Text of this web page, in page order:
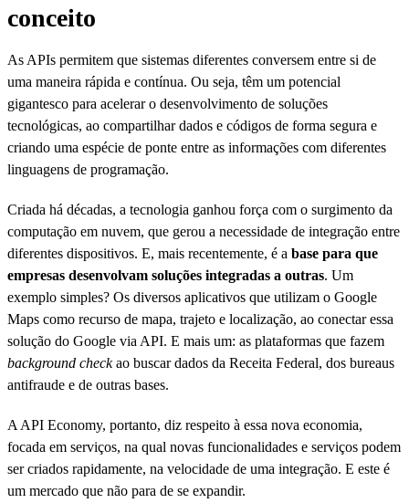
conceito
As APIs permitem que sistemas diferentes conversem entre si de
uma maneira rápida e contínua. Ou seja, têm um potencial
gigantesco para acelerar o desenvolvimento de soluções
tecnológicas, ao compartilhar dados e códigos de forma segura e
criando uma espécie de ponte entre as informações com diferentes
linguagens de programação.
Criada há décadas, a tecnologia ganhou força com o surgimento da
computação em nuvem, que gerou a necessidade de integração entre
diferentes dispositivos. E, mais recentemente, é a base para que
empresas desenvolvam soluções integradas a outras. Um
exemplo simples? Os diversos aplicativos que utilizam o Google
Maps como recurso de mapa, trajeto e localização, ao conectar essa
solução do Google via API. E mais um: as plataformas que fazem
background checkao buscar dados da Receita Federal, dos bureaus
antifraude e de outras bases.
A API Economy, portanto, diz respeito à essa nova economia,
focada em serviços, na qual novas funcionalidades e serviços podem
ser criados rapidamente, na velocidade de uma integração. E este é
um mercado que não para de se expandir.